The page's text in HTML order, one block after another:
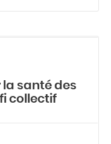
la santé des
collectif